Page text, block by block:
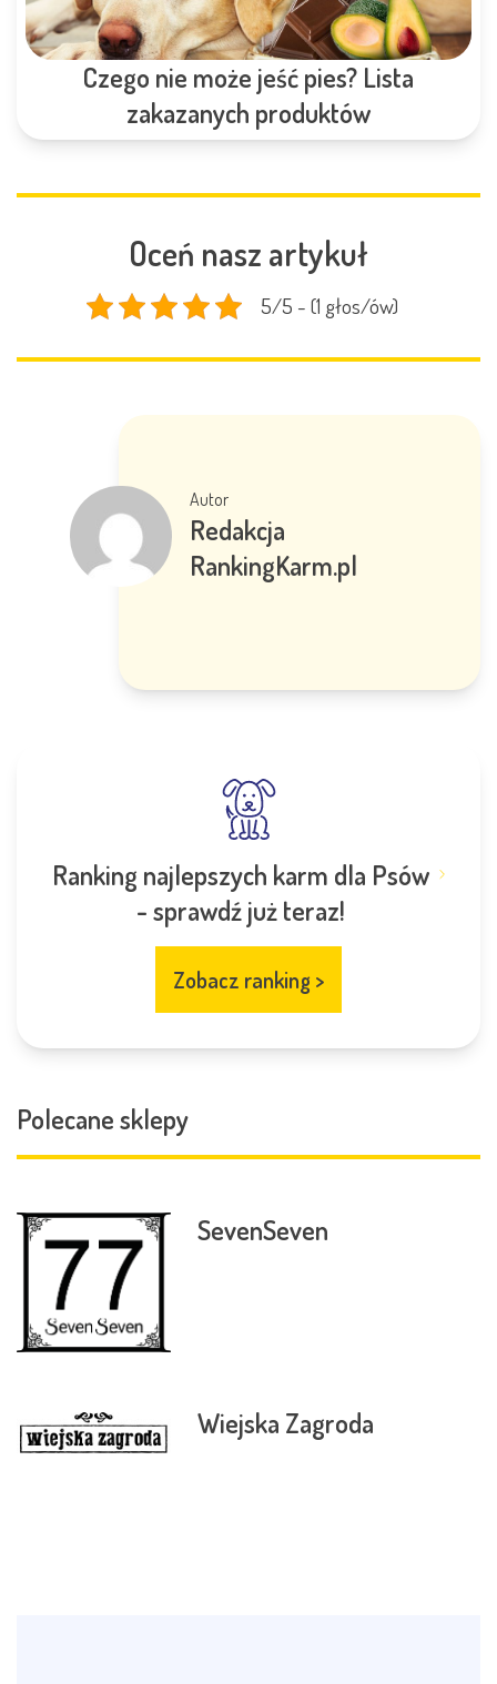
Czego nie może jeść pies? Lista
zakazanych produktów
Oceń nasz artykuł
5/5 - (1 głos/ów)
Autor
Redakcja
RankingKarm.pl
Ranking najlepszych karm dla Psów
- sprawdź już teraz!
Zobacz ranking >
Polecane sklepy
SevenSeven
Wiejska Zagroda